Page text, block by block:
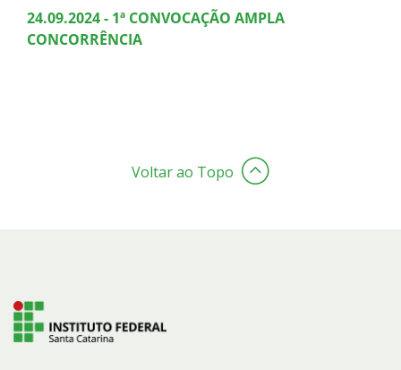
24.09.2024 - 1ª CONVOCAÇÃO AMPLA
CONCORRÊNCIA
Voltar ao Topo